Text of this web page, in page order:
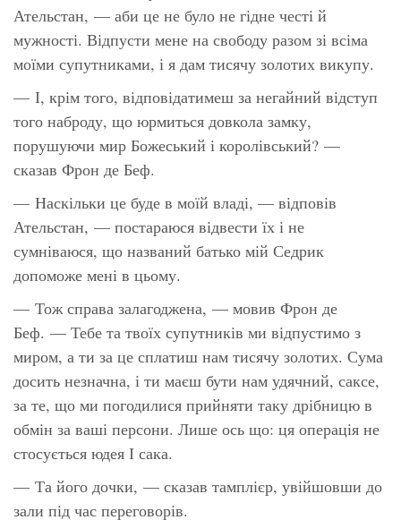
Ательстан, — аби це не було не гідне честі й
мужності. Відпусти мене на свободу разом зі всіма
моїми супутниками, і я дам тисячу золотих викупу.
— І, крім того, відповідатимеш за негайний відступ
того наброду, що юрмиться довкола замку,
порушуючи мир Божеський і королівський? —
сказав Фрон де Беф.
— Наскільки це буде в моїй владі, — відповів
Ательстан, — постараюся відвести їх і не
сумніваюся, що названий батько мій Седрик
допоможе мені в цьому.
— Тож справа залагоджена, — мовив Фрон де
Беф. — Тебе та твоїх супутників ми відпустимо з
миром, а ти за це сплатиш нам тисячу золотих. Сума
досить незначна, і ти маєш бути нам удячний, саксе,
за те, що ми погодилися прийняти таку дрібницю в
обмін за ваші персони. Лише ось що: ця операція не
стосується юдея І сака.
— Та його дочки, — сказав тамплієр, увійшовши до
зали під час переговорів.